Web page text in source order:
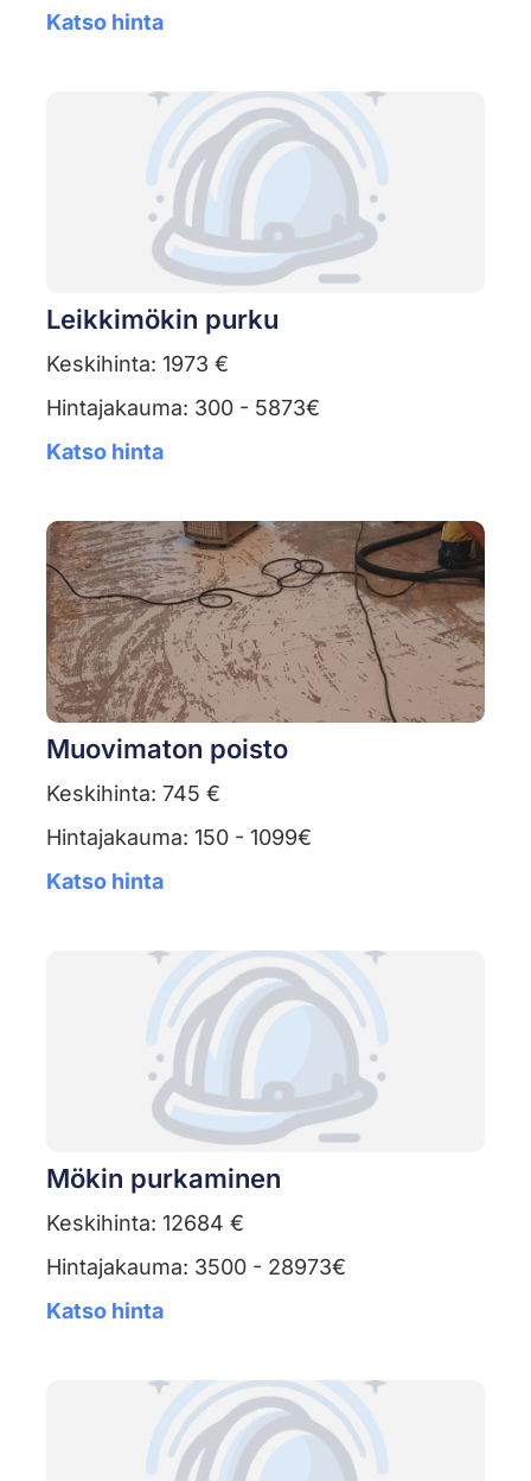
Katso hinta
Leikkimökin purku
Keskihinta: 1973 €
Hintajakauma: 300 - 5873€
Katso hinta
Muovimaton poisto
Keskihinta: 745 €
Hintajakauma: 150 - 1099€
Katso hinta
Mökin purkaminen
Keskihinta: 12684 €
Hintajakauma: 3500 - 28973€
Katso hinta